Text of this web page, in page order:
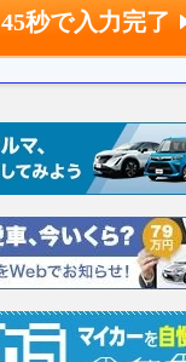
45秒で入力完了